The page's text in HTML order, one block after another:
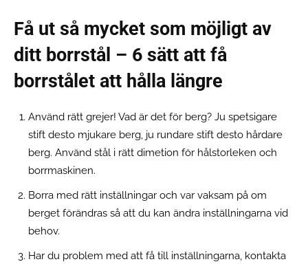
Få ut så mycket som möjligt av
ditt borrstål – 6 sätt att få
borrstålet att hålla längre
Använd rätt grejer! Vad är det för berg? Ju spetsigare
stift desto mjukare berg, ju rundare stift desto hårdare
berg. Använd stål i rätt dimetion för hålstorleken och
borrmaskinen.
Borra med rätt inställningar och var vaksam på om
berget förändras så att du kan ändra inställningarna vid
behov.
Har du problem med att få till inställningarna, kontakta